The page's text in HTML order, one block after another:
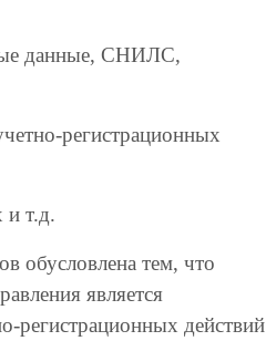
данные, СНИЛС,
регистрационных
т.д.
обусловлена тем, что
является
регистрационных действий